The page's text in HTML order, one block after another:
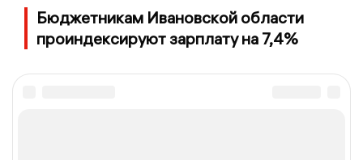
Бюджетникам Ивановской области
проиндексируют зарплату на 7,4%